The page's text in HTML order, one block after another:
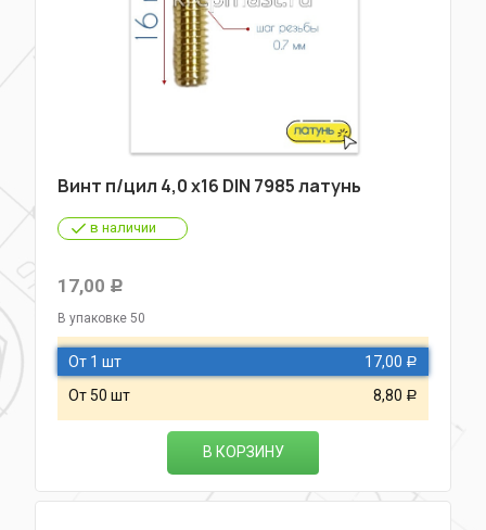
Винт п/цил 4,0 х16 DIN 7985 латунь
в наличии
17,00 Р
В упаковке 50
От 1 шт 17,00 Р
От 50 шт 8,80 Р
В КОРЗИНУ